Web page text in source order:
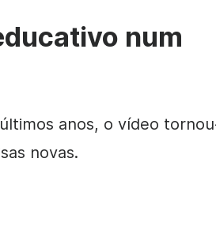
num
anos, o vídeo
novas.